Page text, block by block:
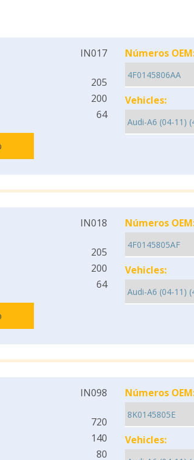
IN017
205
200
64
Números
Vehicles:
IN018
205
200
64
Números
Vehicles:
IN098
720
140
80
Números
Vehicles: